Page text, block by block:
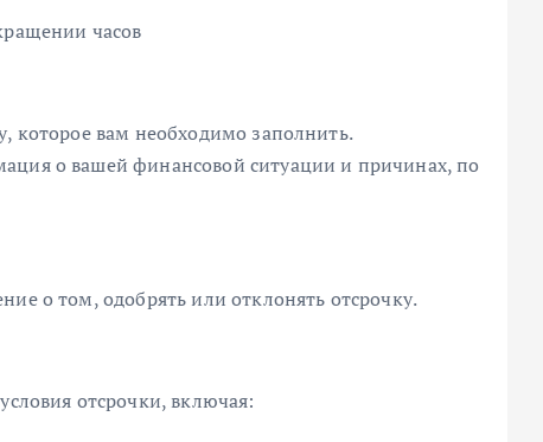
часов
которое вам необходимо заполнить.
о вашей финансовой ситуации и причинах, по
о том, одобрять или отклонять отсрочку.
отсрочки, включая: